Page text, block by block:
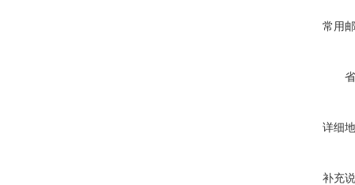
常用
详细
补充